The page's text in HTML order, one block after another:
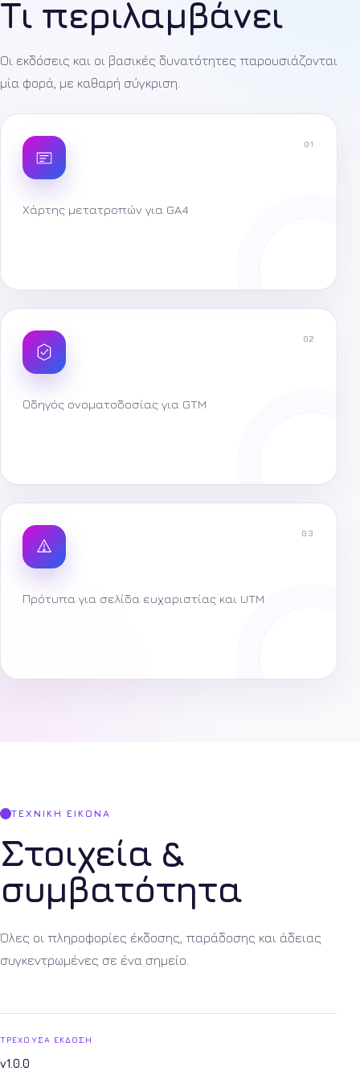
Τι περιλαμβάνει
Οι εκδόσεις και οι βασικές δυνατότητες παρουσιάζονται
μία φορά, με καθαρή σύγκριση.
01
Χάρτης μετατροπών για GA4
02
Οδηγός ονοματοδοσίας για GTM
03
Πρότυπα για σελίδα ευχαριστίας και UTM
ΤΕΧΝΙΚΉ ΕΙΚΌΝΑ
Στοιχεία &
συμβατότητα
Όλες οι πληροφορίες έκδοσης, παράδοσης και άδειας
συγκεντρωμένες σε ένα σημείο.
ΤΡΈΧΟΥΣΑ ΈΚΔΟΣΗ
v1.0.0